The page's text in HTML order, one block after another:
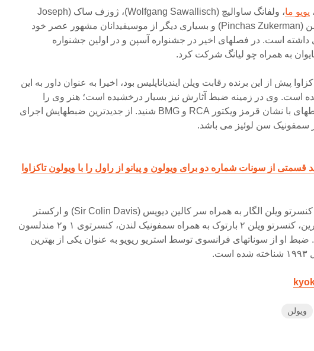
یویو ما
، ولفانگ ساوالیچ (Wolfgang Sawallisch)، ژوزف ساک (Joseph
Suk)، پینچز زوکرمن (Pinchas Zukerman) و بسیاری دیگر از موسیقیدانان مشهور عصر خود
داشته است. در فصلهای اخیر در جشنواره آسپن و در اولین جشنواره
به همراه چو لیانگ شرکت کرد.
پیش از این برنده رقابت ویلن ایندیاناپلیس بود، اخیرا به عنوان داور به این
است. وی در زمینه ضبط آثارش نیز بسیار درخشیده است؛ هنر وی را
میتوان بر روی ضبطهای با نشان قرمز ویکتور RCA و BMG شنید. از جدیدترین ضبطهایش اجرای
سمفونیک سن لوئیز می باشد.
قسمتی از سونات شماره دو برای ویولون و پیانو از راول را با ویولون تاکزاوا
ضبط های دیگر او: کنسرتو ویلن الگار به همراه سر کالین دیویس (Sir Colin Davis) و ارکستر
سمفونیک رادیو باورین، کنسرتو ویلن ۲ بارتوک به همراه سمفونیک لندن، کنسرتوی ۱ و۲ مندلسون
ضبط او از سوناتهای فرانسوی توسط استریو ریویو به عنوان یکی از بهترین
ویولن